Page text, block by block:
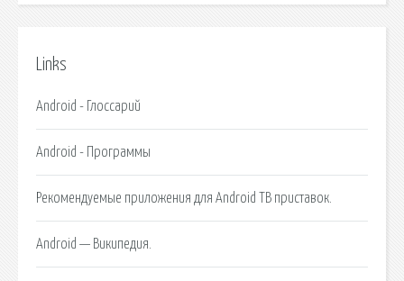
Links
Android - Глоссарий
Android - Программы
Рекомендуемые приложения для Android ТВ приставок.
Android — Википедия.